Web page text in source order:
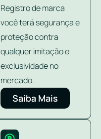
Registro de marca
você terá segurança e
proteção contra
qualquer imitação e
exclusividade no
mercado.
Saiba Mais